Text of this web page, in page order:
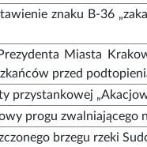
znaku B-36
Miasta
przed
przystankowej
progu zwalniającego
brzegu rzeki